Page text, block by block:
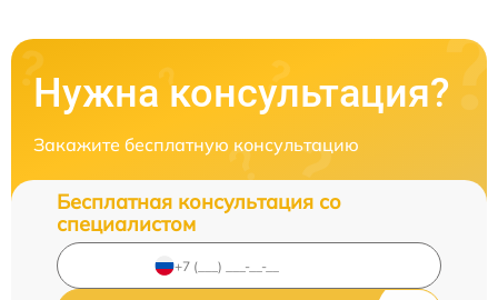
Нужна консультация?
Закажите бесплатную консультацию
Бесплатная консультация со
специалистом